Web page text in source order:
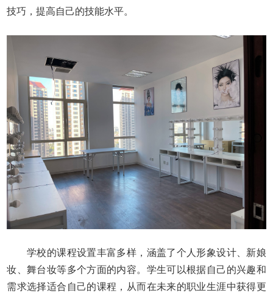
技巧，提高自己的技能水平。
学校的课程设置丰富多样，涵盖了个人形象设计、新娘
妆、舞台妆等多个方面的内容。学生可以根据自己的兴趣和
需求选择适合自己的课程，从而在未来的职业生涯中获得更